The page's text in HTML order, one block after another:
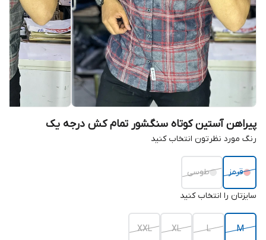
پیراهن آستین کوتاه سنگشور تمام کش درجه یک
رنگ مورد نظرتون انتخاب کنید
قرمز طوسی
سایزتان را انتخاب کنید
M
L
XL
XXL